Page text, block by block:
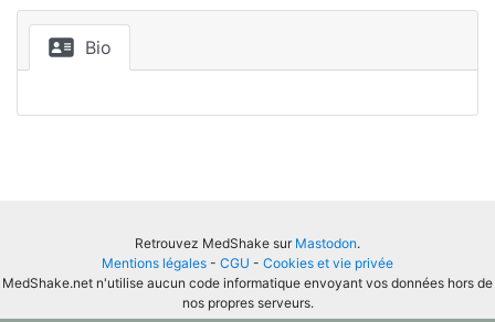
Bio
Retrouvez MedShake sur Mastodon.
Mentions légales - CGU - Cookies et vie privée
MedShake.net n'utilise aucun code informatique envoyant vos données hors de
nos propres serveurs.